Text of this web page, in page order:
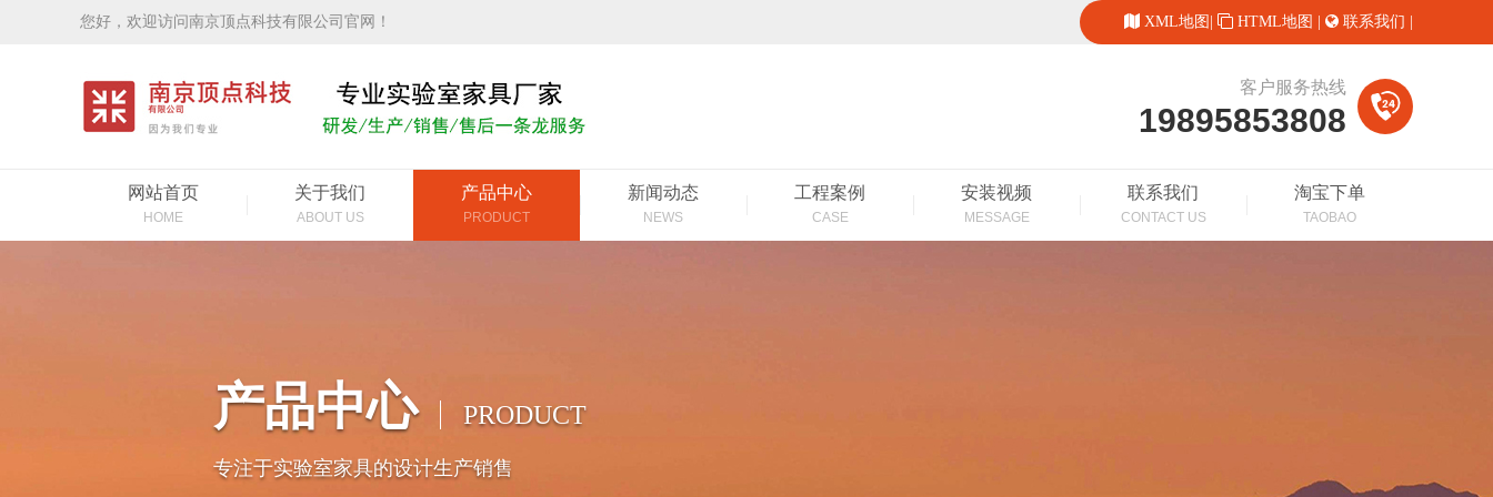
您好，欢迎访问南京顶点科技有限公司官网！ XML地图 HTML地图 联系我们
客户服务热线
19895853808
网站首页
HOME
关于我们
ABOUT US
产品中心
PRODUCT
新闻动态
NEWS
工程案例
CASE
安装视频
MESSAGE
联系我们
CONTACT US
淘宝下单
TAOBAO
产品中心 PRODUCT
专注于实验室家具的设计生产销售